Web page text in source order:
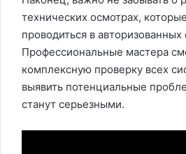
технических осмотрах,
проводиться в
Профессиональные мастера
комплексную проверку всех
выявить потенциальные
станут серьезными.